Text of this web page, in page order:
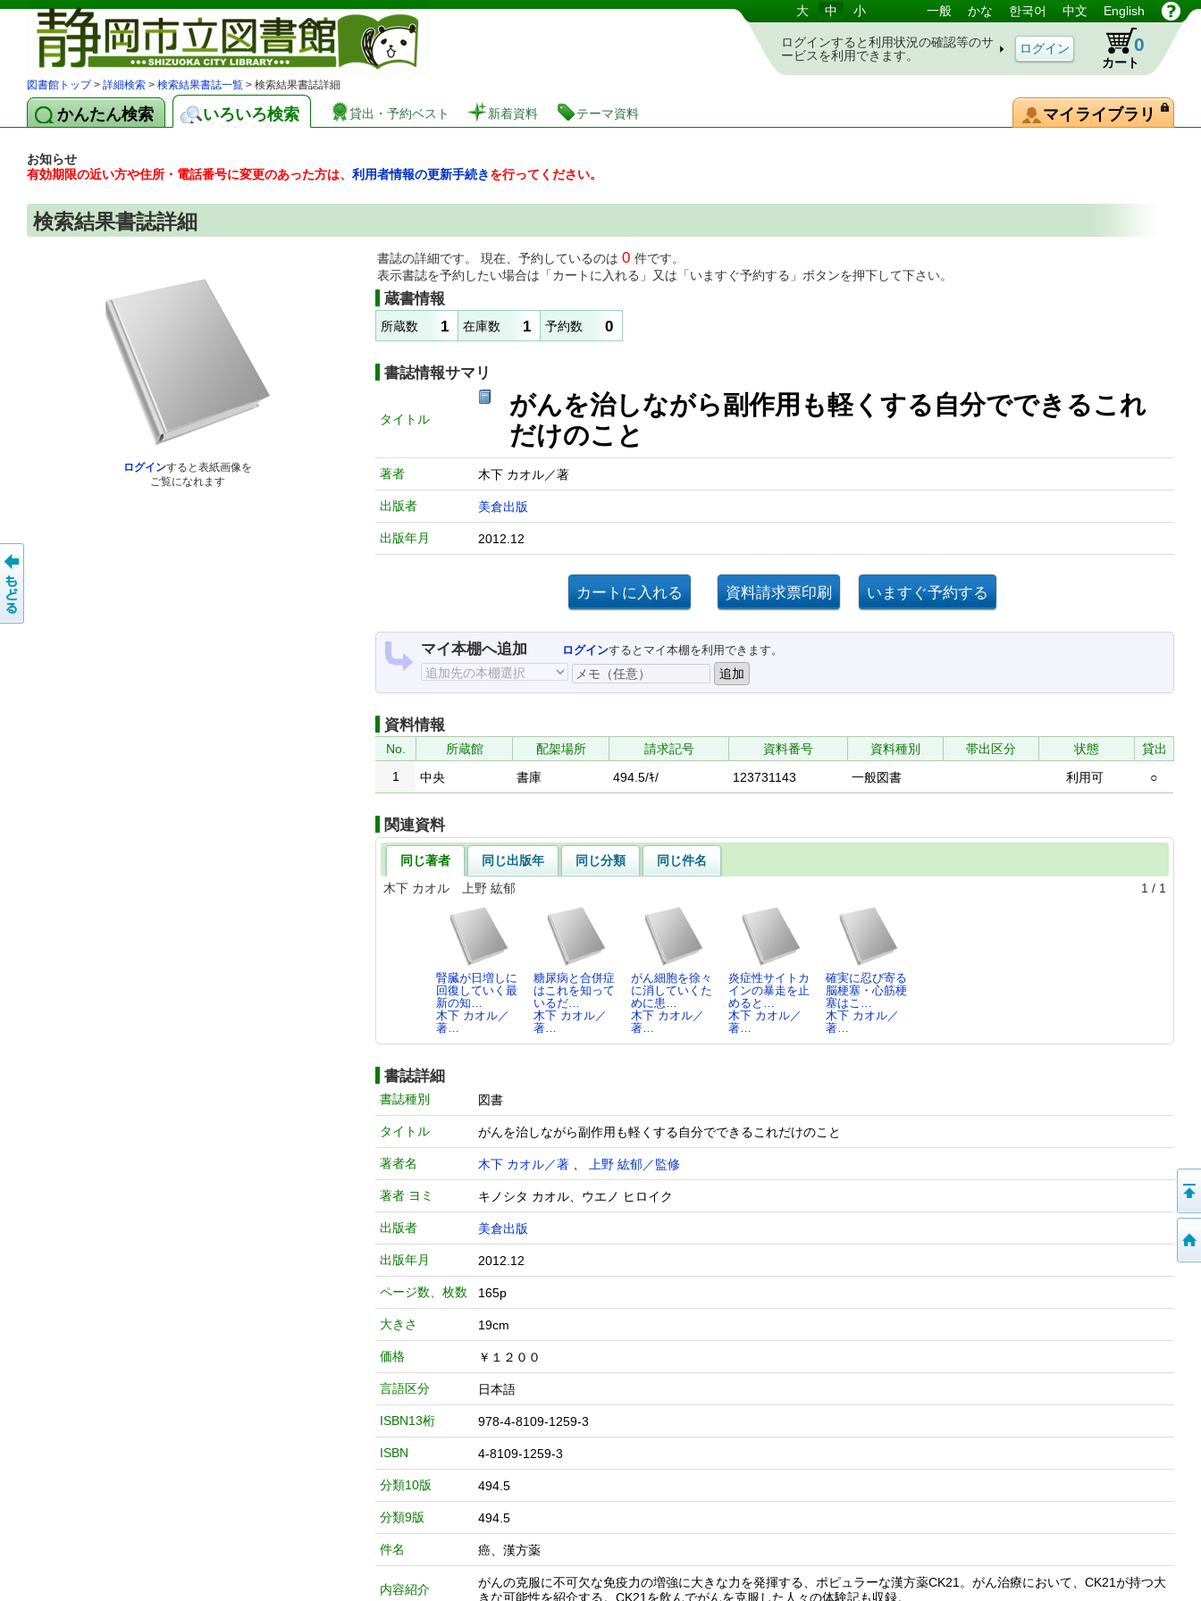
図書館 蔵書検索・予約システム 大 中 小 一般 かな 한국어 中文 English
ログインすると利用状況の確認等のサ
ービスを利用できます。
カート
0
図書館トップ> 詳細検索 > 検索結果書誌一覧 > 検索結果書誌詳細
かんたん検索 いろいろ検索 貸出・予約ベスト 新着資料 テーマ資料 マイライブラリ
お知らせ
有効期限の近い方や住所・電話番号に変更のあった方は、 利用者情報の更新手続きを行ってください。
検索結果書誌詳細
ログインすると表紙画像を
ご覧になれます
書誌の詳細です。 現在、予約しているのは 0 件です。
表示書誌を予約したい場合は「カートに入れる」又は「いますぐ予約する」ボタンを押下して下さい。
蔵書情報
所蔵数 1 在庫数 1 予約数 0
書誌情報サマリ
タイトル
がんを治しながら副作用も軽くする自分でできるこれ
だけのこと
著者 木下 カオル／著
出版者 美倉出版
出版年月 2012.12
マイ本棚へ追加 ログインするとマイ本棚を利用できます。
資料情報
No. 所蔵館 配架場所 請求記号 資料番号 資料種別 帯出区分 状態
貸出
1
中央 書庫 494.5/ｷ/ 123731143 一般図書 利用可 ○
関連資料
同じ著者 同じ出版年 同じ分類
同じ件名
木下 カオル 上野 紘郁
1 / 1
腎臓が日増しに
回復していく最
新の知…
木下 カオル／
著…
糖尿病と合併症
はこれを知って
いるだ…
木下 カオル／
著…
がん細胞を徐々
に消していくた
めに患…
木下 カオル／
著…
炎症性サイトカ
インの暴走を止
めると…
木下 カオル／
著…
確実に忍び寄る
脳梗塞・心筋梗
塞はこ…
木下 カオル／
著…
書誌詳細
書誌種別 図書
タイトル がんを治しながら副作用も軽くする自分でできるこれだけのこと
著者名 木下 カオル／著 上野 紘郁／監修
著者 ヨミ キノシタ カオル、ウエノ ヒロイク
出版者 美倉出版
出版年月 2012.12
ページ数、枚数 165p
大きさ 19cm
価格 ￥１２００
言語区分 日本語
ISBN13桁 978-4-8109-1259-3
ISBN 4-8109-1259-3
分類10版 494.5
分類9版 494.5
件名 癌、漢方薬
内容紹介
がんの克服に不可欠な免疫力の増強に大きな力を発揮する、ポピュラーな漢方薬CK21。がん治療において、CK21が持つ大
きな可能性を紹介する。CK21を飲んでがんを克服した人々の体験記も収録。